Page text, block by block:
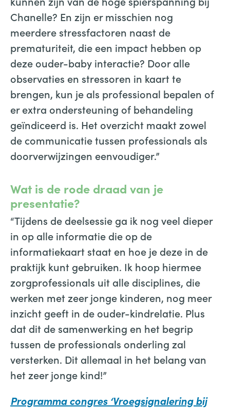
Chanelle? En zijn er misschien nog
meerdere stressfactoren naast de
prematuriteit, die een impact hebben op
deze ouder-baby interactie? Door alle
observaties en stressoren in kaart te
brengen, kun je als professional bepalen of
er extra ondersteuning of behandeling
geïndiceerd is. Het overzicht maakt zowel
de communicatie tussen professionals als
doorverwijzingen eenvoudiger.”
Wat is de rode draad van je
presentatie?
“Tijdens de deelsessie ga ik nog veel dieper
in op alle informatie die op de
informatiekaart staat en hoe je deze in de
praktijk kunt gebruiken. Ik hoop hiermee
zorgprofessionals uit alle disciplines, die
werken met zeer jonge kinderen, nog meer
inzicht geeft in de ouder-kindrelatie. Plus
dat dit de samenwerking en het begrip
tussen de professionals onderling zal
versterken. Dit allemaal in het belang van
het zeer jonge kind!”
Programma congres ‘Vroegsignalering bij